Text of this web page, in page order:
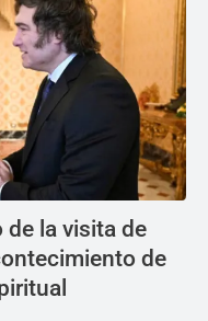
de la visita de
de